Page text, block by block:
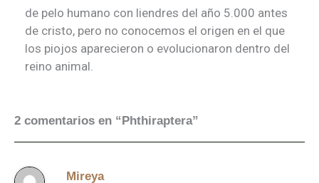
de pelo humano con liendres del año 5.000 antes
de cristo, pero no conocemos el origen en el que
los piojos aparecieron o evolucionaron dentro del
reino animal.
2 comentarios en “Phthiraptera”
Mireya